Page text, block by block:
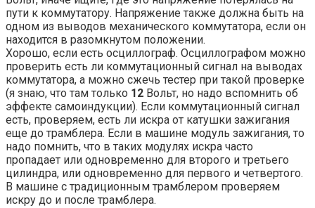
пути к коммутатору. Напряжение также должна быть на
одном из выводов механического коммутатора, если он
находится в разомкнутом положении.
Хорошо, если есть осциллограф. Осциллографом можно
проверить есть ли коммутационный сигнал на выводах
коммутатора, а можно сжечь тестер при такой проверке
(я знаю, что там только 12 Вольт, но надо вспомнить об
эффекте самоиндукции). Если коммутационный сигнал
есть, проверяем, есть ли искра от катушки зажигания
еще до трамблера. Если в машине модуль зажигания, то
надо помнить, что в таких модулях искра часто
пропадает или одновременно для второго и третьего
цилиндра, или одновременно для первого и четвертого.
В машине с традиционным трамблером проверяем
искру до и после трамблера.